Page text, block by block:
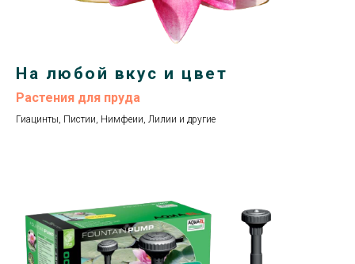
На любой вкус и цвет
Растения для пруда
Гиацинты, Пистии, Нимфеии, Лилии и другие